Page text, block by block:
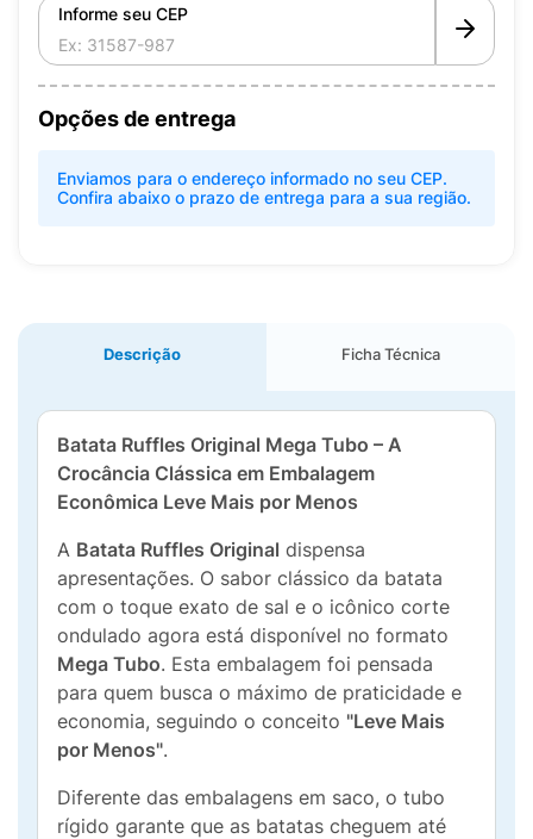
Informe seu CEP
Opções de entrega
Enviamos para o endereço informado no seu CEP.
Confira abaixo o prazo de entrega para a sua região.
Descrição Ficha Técnica
Batata Ruffles Original Mega Tubo – A
Crocância Clássica em Embalagem
Econômica Leve Mais por Menos
A Batata Ruffles Original dispensa
apresentações. O sabor clássico da batata
com o toque exato de sal e o icônico corte
ondulado agora está disponível no formato
Mega Tubo. Esta embalagem foi pensada
para quem busca o máximo de praticidade e
economia, seguindo o conceito "Leve Mais
por Menos".
Diferente das embalagens em saco, o tubo
rígido garante que as batatas cheguem até